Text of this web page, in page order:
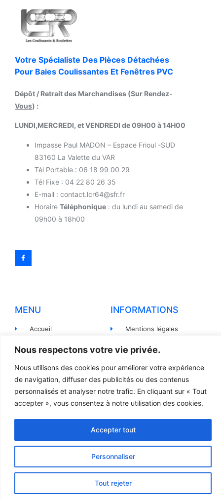
Nous respectons votre vie privée.
Nous utilisons des cookies pour améliorer votre expérience
de navigation, diffuser des publicités ou des contenus
personnalisés et analyser notre trafic. En cliquant sur « Tout
accepter », vous consentez à notre utilisation des cookies.
Personnaliser
Tout rejeter
Accepter tout
Votre Spécialiste Des Pièces Détachées
Pour Baies Coulissantes Et Fenêtres PVC
Dépôt / Retrait des Marchandises (Sur Rendez-
Vous) :
LUNDI,MERCREDI, et VENDREDI de 09H00 à 14H00
Impasse Paul MADON – Espace Frioul -SUD
83160 La Valette du VAR
Tél Portable : 06 18 99 00 29
Tél Fixe : 04 22 80 26 35
E-mail : contact.lcr64@sfr.fr
Horaire Téléphonique : du lundi au samedi de
09h00 à 18h00
MENU
Accueil
Devis
Contact
INFORMATIONS
Mentions légales
Politiques de
confidentialité
Conditions générales de
vente
Règlement et Expédition
© 2023 TOUS DROITS RÉSERVÉS - LCR
Création site internet par l’agence WebJsemproduction